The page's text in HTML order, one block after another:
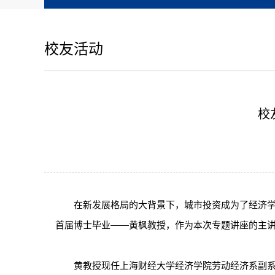
校友活动
校
在新发展格局的大背景下，城市投资成为了经济
首届博士毕业——黄枫教授，作为本次专题讲座的主
黄教授现任上海财经大学经济学院劳动经济系副